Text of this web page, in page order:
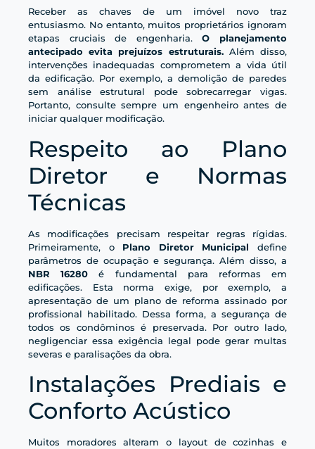
Receber as chaves de um imóvel novo traz
entusiasmo. No entanto, muitos proprietários ignoram
etapas cruciais de engenharia.O planejamento
antecipado evita prejuízos estruturais.Além disso,
intervenções inadequadas comprometem a vida útil
da edificação. Por exemplo, a demolição de paredes
sem análise estrutural pode sobrecarregar vigas.
Portanto, consulte sempre um engenheiro antes de
iniciar qualquer modificação.
Respeito ao Plano
Diretor e Normas
Técnicas
As modificações precisam respeitar regras rígidas.
Primeiramente, o Plano Diretor Municipal define
parâmetros de ocupação e segurança. Além disso, a
NBR 16280 é fundamental para reformas em
edificações. Esta norma exige, por exemplo, a
apresentação de um plano de reforma assinado por
profissional habilitado. Dessa forma, a segurança de
todos os condôminos é preservada. Por outro lado,
negligenciar essa exigência legal pode gerar multas
severas e paralisações da obra.
Instalações Prediais e
Conforto Acústico
Muitos moradores alteram o layout de cozinhas e